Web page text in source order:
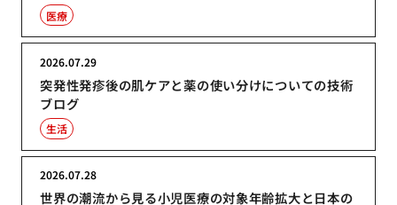
医療
突発性発疹後の肌ケアと薬の使い分けについての技術
ブログ
2026.07.29
生活
世界の潮流から見る小児医療の対象年齢拡大と日本の
2026.07.28